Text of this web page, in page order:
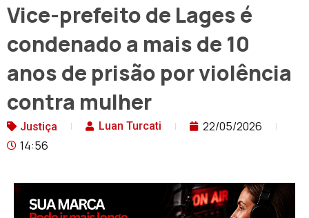
Vice-prefeito de Lages é
condenado a mais de 10
anos de prisão por violência
contra mulher
Justiça Luan Turcati
22/05/2026
14:56